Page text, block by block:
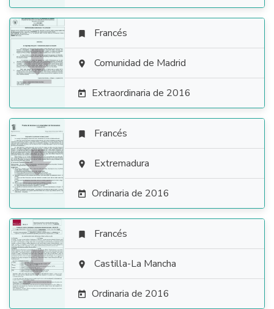

 Francés
 Comunidad de Madrid
 Extraordinaria de 2016

 Francés
 Extremadura
 Ordinaria de 2016

 Francés
 Castilla-La Mancha
 Ordinaria de 2016